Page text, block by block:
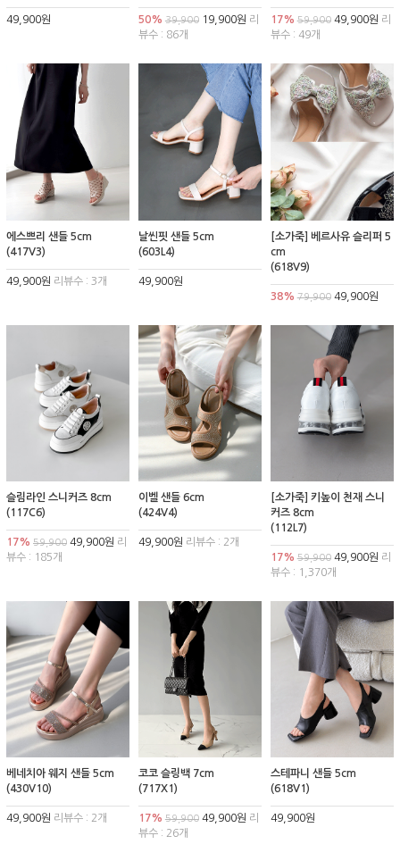
49,900원 50% 39,90019,900원 리
뷰수 : 86개
17% 59,90049,900원 리
뷰수 : 49개
에스쁘리 샌들 5cm
(417V3)
49,900원 리뷰수 : 3개
날씬핏 샌들 5cm
(603L4)
49,900원
[소가죽] 베르사유 슬리퍼 5
cm
(618V9)
38% 79,90049,900원
슬림라인 스니커즈 8cm
(117C6)
17% 59,900 49,900원 리
뷰수 : 185개
이벨 샌들 6cm
(424V4)
49,900원 리뷰수 : 2개
[소가죽] 키높이 천재 스니
커즈 8cm
(112L7)
17% 59,90049,900원 리
뷰수 : 1,370개
베네치아 웨지 샌들 5cm
(430V10)
49,900원 리뷰수 : 2개
코코 슬링백 7cm
(717X1)
17% 59,90049,900원 리
뷰수 : 26개
스테파니 샌들 5cm
(618V1)
49,900원